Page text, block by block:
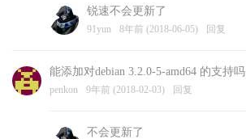
锐速不会更新了
91yun 8年前 (2018-06-05) 回复
能添加对debian 3.2.0-5-amd64 的支持吗
penkon 9年前 (2018-02-03) 回复
不会更新了